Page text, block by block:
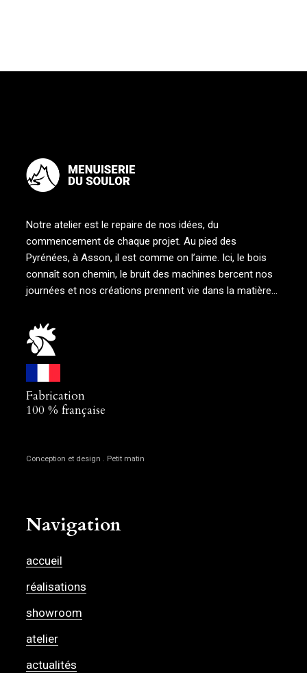
Notre atelier est le repaire de nos idées, du
commencement de chaque projet. Au pied des
Pyrénées, à Asson, il est comme on l’aime. Ici, le bois
connaît son chemin, le bruit des machines bercent nos
journées et nos créations prennent vie dans la matière…
Fabrication
100 % française
Conception et design . Petit matin
Navigation
accueil
réalisations
showroom
atelier
actualités